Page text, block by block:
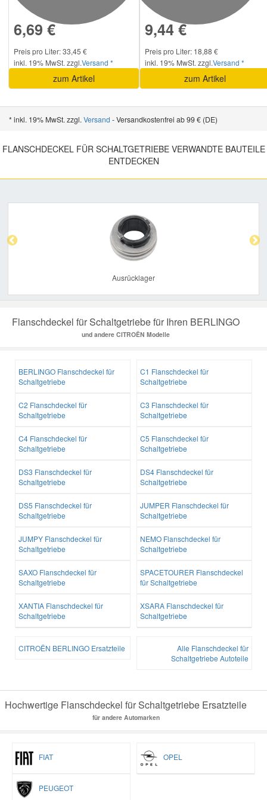
6,69 €
Preis pro Liter: 33,45 €
inkl. 19% MwSt. zzgl.Versand *
zum Artikel
9,44 €
Preis pro Liter: 18,88 €
inkl. 19% MwSt. zzgl.Versand *
zum Artikel
* inkl. 19% MwSt. zzgl. Versand - Versandkostenfrei ab 99 € (DE)
FLANSCHDECKEL FÜR SCHALTGETRIEBE VERWANDTE BAUTEILE
ENTDECKEN
Ausrücklager
Flanschdeckel für Schaltgetriebe für Ihren BERLINGO
und andere CITROËN Modelle
BERLINGO Flanschdeckel für
Schaltgetriebe
C1 Flanschdeckel für
Schaltgetriebe
C2 Flanschdeckel für
Schaltgetriebe
C3 Flanschdeckel für
Schaltgetriebe
C4 Flanschdeckel für
Schaltgetriebe
C5 Flanschdeckel für
Schaltgetriebe
DS3 Flanschdeckel für
Schaltgetriebe
DS4 Flanschdeckel für
Schaltgetriebe
DS5 Flanschdeckel für
Schaltgetriebe
JUMPER Flanschdeckel für
Schaltgetriebe
JUMPY Flanschdeckel für
Schaltgetriebe
NEMO Flanschdeckel für
Schaltgetriebe
SAXO Flanschdeckel für
Schaltgetriebe
SPACETOURER Flanschdeckel
für Schaltgetriebe
XANTIA Flanschdeckel für
Schaltgetriebe
XSARA Flanschdeckel für
Schaltgetriebe
CITROËN BERLINGO Ersatzteile
Alle Flanschdeckel für
Schaltgetriebe Autoteile
Hochwertige Flanschdeckel für Schaltgetriebe Ersatzteile
für andere Automarken
FIAT OPEL
PEUGEOT